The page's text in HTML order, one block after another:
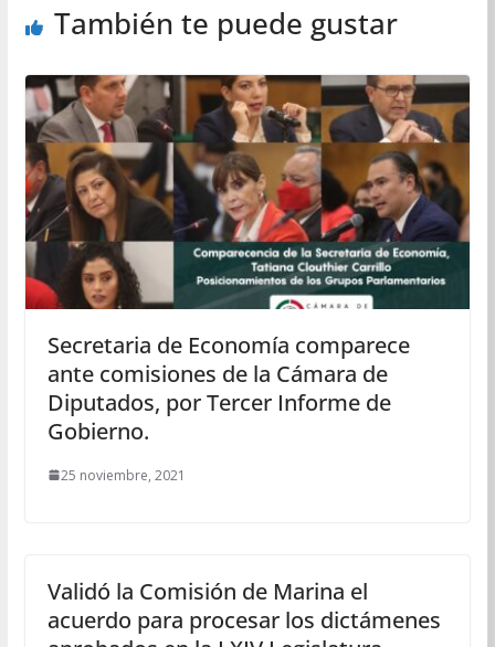
También te puede gustar
Secretaria de Economía comparece
ante comisiones de la Cámara de
Diputados, por Tercer Informe de
Gobierno.
25 noviembre, 2021
Validó la Comisión de Marina el
acuerdo para procesar los dictámenes